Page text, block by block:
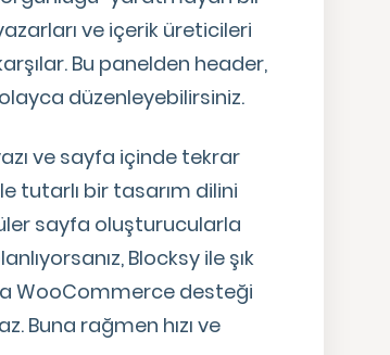
ve içerik üreticileri
Bu panelden header,
düzenleyebilirsiniz.
ve sayfa içinde tekrar
tutarlı bir tasarım dilini
sayfa oluşturucularla
Blocksy ile şık
WooCommerce desteği
Buna rağmen hızı ve